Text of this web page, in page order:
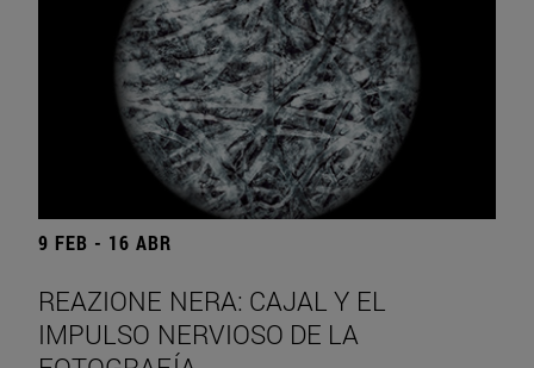
9 FEB - 16 ABR
REAZIONE NERA: CAJAL Y EL
IMPULSO NERVIOSO DE LA